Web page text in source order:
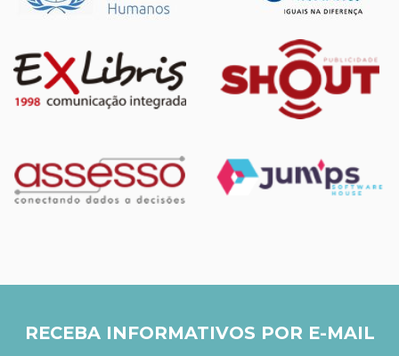
RECEBA INFORMATIVOS POR E-MAIL